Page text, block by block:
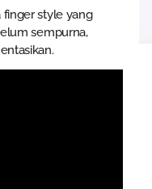
finger style yang
sempurna,